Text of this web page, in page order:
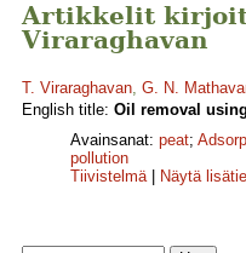
Artikkelit
Viraraghavan
T. Viraraghavan, G. N.
English title: Oil removal
Avainsanat: peat;
pollution
Tiivistelmä| Näytä